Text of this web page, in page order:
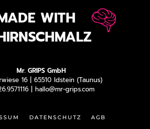
WITH
Mr. GRIPS GmbH
16 | 65510 Idstein (Taunus)
| hallo@mr-grips.com
DATENSCHUTZ AGB